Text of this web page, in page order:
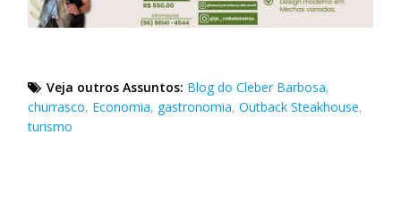
Veja outros Assuntos: Blog do Cleber Barbosa,
churrasco, Economia, gastronomia,Outback Steakhouse,
turismo